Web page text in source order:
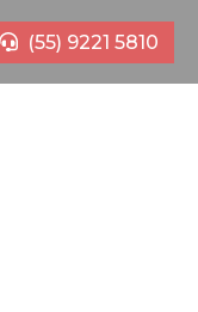
(55) 9221 5810